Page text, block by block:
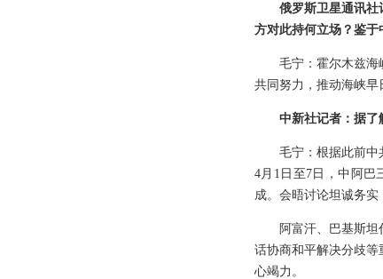
俄罗斯卫星通讯社
方对此持何立场？鉴于
毛宁：霍尔木兹海
共同努力，推动海峡早
中新社记者：据了
毛宁：根据此前中
4月1日至7日，中阿巴
成。会晤讨论坦诚务实
阿富汗、巴基斯
话协商和平解决分歧
心竭力。